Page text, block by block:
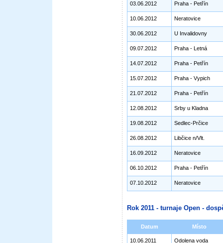
03.06.2012 Praha - Petřín
10.06.2012 Neratovice
30.06.2012 U Invalidovny
09.07.2012 Praha - Letná
14.07.2012 Praha - Petřín
15.07.2012 Praha - Vypich
21.07.2012 Praha - Petřín
12.08.2012 Srby u Kladna
19.08.2012 Sedlec-Prčice
26.08.2012 Libčice n/Vlt.
16.09.2012 Neratovice
06.10.2012 Praha - Petřín
07.10.2012 Neratovice
Rok 2011 - turnaje Open -
Datum Místo
10.06.2011 Odolena voda